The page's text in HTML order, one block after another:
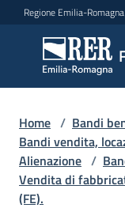
Vai al contenuto
Vai alla navigazione
Vai al footer
Regione Emilia-Romagna
Argomenti
Novità
Home / Bandi
Bandi vendita,
Alienazione /
Vendita di
(FE).